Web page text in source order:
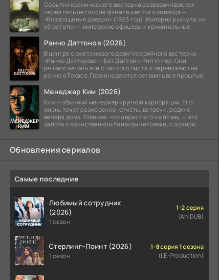
События космического вестерна разворачиваются
через пять лет после финала шестого эпизода —
«Возвращение джедая» (1983 год). Империя рухнула, но
её остатки — имперские офицеры и криминальные
Ранчо Даттонов (2026)
В центре сюжета нового девятисерийного вестерна
«Ранчо Даттонов» — Бет Даттон и Рип Уилер. Они
решают начать всё с чистого листа и переезжают на
ранчо в Техасе. Герои надеются оставить все прошлые
Менеджер Ким (2026)
Ким — обычный менеджер крупной корпорации. Его
жизнь течёт размеренно: отчёты, встречи, редкие
вечера дома. Главное, что держит его на плаву, — это
забота о единственном близком человеке, о дочери.
Обновления сериалов
Самые последние
Любимый сотрудник
(2026)
1 сезон
1-2 серия
(AniDUB)
Стерлинг-Поинт (2026)
1 сезон
1-8 серия 1 сезона
(LE-Production)